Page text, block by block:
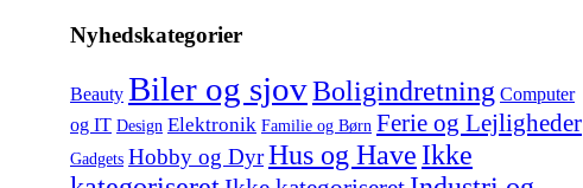
Nyhedskategorier
Beauty Biler og sjovBoligindretning Computer
og IT Design Elektronik Familie og Børn Ferie og Lejligheder
Gadgets Hobby og DyrHus og Have Ikke